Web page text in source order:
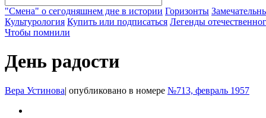
"Смена" о сегодняшнем дне в истории Горизонты
Культурология Купить или подписаться Легенды
Чтобы помнили
День радости
Вера Устинова| опубликовано в номере №713, февраль 1957